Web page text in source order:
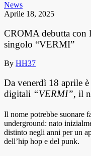
News
Aprile 18, 2025
CROMA debutta con
singolo “VERMI”
By HH37
Da venerdì 18 aprile
digitali “VERMI”, il
Il nome potrebbe suonare
underground: nato
distinto negli anni per un
dell’hip hop e del punk.